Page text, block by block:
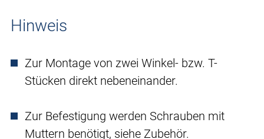
Hinweis
Zur Montage von zwei Winkel- bzw. T-
Stücken direkt nebeneinander.
Zur Befestigung werden Schrauben mit
Muttern benötigt, siehe Zubehör.